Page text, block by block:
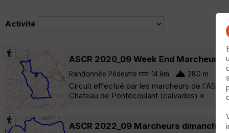
Activité
ASCR 2020_09 Week End Marcheurs
Randonnée Pédestre 14 km 280 m
Circuit effectué par les marcheurs de
Chateau de Pontécoulant (calvados) »
ASCR 2022_09 Marcheurs dimanche